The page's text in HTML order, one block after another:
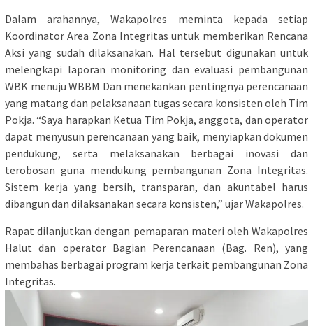
Dalam arahannya, Wakapolres meminta kepada setiap
Koordinator Area Zona Integritas untuk memberikan Rencana
Aksi yang sudah dilaksanakan. Hal tersebut digunakan untuk
melengkapi laporan monitoring dan evaluasi pembangunan
WBK menuju WBBM Dan menekankan pentingnya perencanaan
yang matang dan pelaksanaan tugas secara konsisten oleh Tim
Pokja. “Saya harapkan Ketua Tim Pokja, anggota, dan operator
dapat menyusun perencanaan yang baik, menyiapkan dokumen
pendukung, serta melaksanakan berbagai inovasi dan
terobosan guna mendukung pembangunan Zona Integritas.
Sistem kerja yang bersih, transparan, dan akuntabel harus
dibangun dan dilaksanakan secara konsisten,” ujar Wakapolres.
Rapat dilanjutkan dengan pemaparan materi oleh Wakapolres
Halut dan operator Bagian Perencanaan (Bag. Ren), yang
membahas berbagai program kerja terkait pembangunan Zona
Integritas.